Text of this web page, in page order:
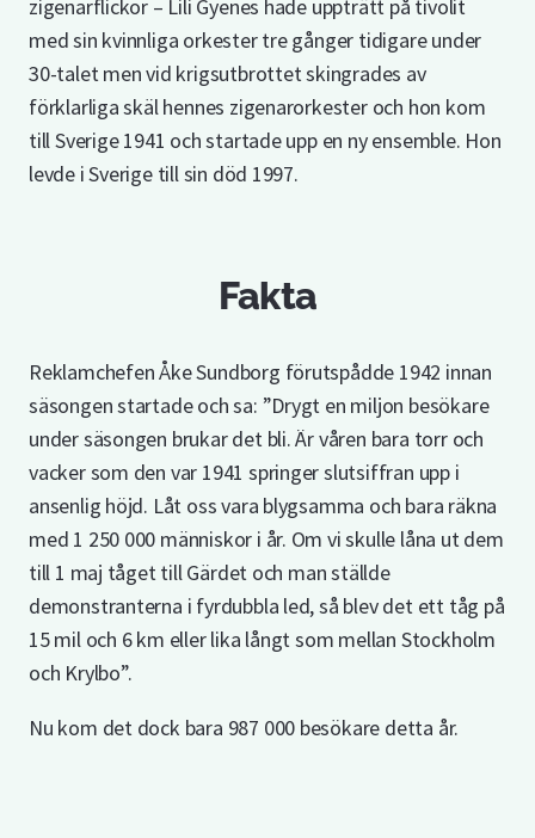
zigenarflickor – Lili Gyenes hade uppträtt på tivolit
med sin kvinnliga orkester tre gånger tidigare under
30-talet men vid krigsutbrottet skingrades av
förklarliga skäl hennes zigenarorkester och hon kom
till Sverige 1941 och startade upp en ny ensemble. Hon
levde i Sverige till sin död 1997.
Fakta
Reklamchefen Åke Sundborg förutspådde 1942 innan
säsongen startade och sa: ”Drygt en miljon besökare
under säsongen brukar det bli. Är våren bara torr och
vacker som den var 1941 springer slutsiffran upp i
ansenlig höjd. Låt oss vara blygsamma och bara räkna
med 1 250 000 människor i år. Om vi skulle låna ut dem
till 1 maj tåget till Gärdet och man ställde
demonstranterna i fyrdubbla led, så blev det ett tåg på
15 mil och 6 km eller lika långt som mellan Stockholm
och Krylbo”.
Nu kom det dock bara 987 000 besökare detta år.